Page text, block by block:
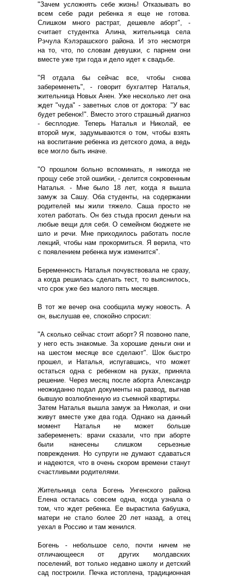
"Зачем усложнять себе жизнь! Отказывать во
всем себе ради ребенка я еще не готова.
Слишком много растрат, дешевле аборт", -
считает студентка Алина, жительница села
Рэчула Кэлэрашского района. И это несмотря
на то, что, по словам девушки, с парнем они
вместе уже три года и дело идет к свадьбе.
"Я отдала бы сейчас все, чтобы снова
забеременеть", - говорит бухгалтер Наталья,
жительница Новых Анен. Уже несколько лет она
ждет "чуда" - заветных слов от доктора: "У вас
будет ребенок!". Вместо этого страшный диагноз
- бесплодие. Теперь Наталья и Николай, ее
второй муж, задумываются о том, чтобы взять
на воспитание ребенка из детского дома, а ведь
все могло быть иначе.
"О прошлом больно вспоминать, я никогда не
прощу себе этой ошибки, - делится сокровенным
Наталья. - Мне было 18 лет, когда я вышла
замуж за Сашу. Оба студенты, на содержании
родителей мы жили тяжело. Саша просто не
хотел работать. Он без стыда просил деньги на
любые вещи для себя. О семейном бюджете не
шло и речи. Мне приходилось работать после
лекций, чтобы нам прокормиться. Я верила, что
с появлением ребенка муж изменится".
Беременность Наталья почувствовала не сразу,
а когда решилась сделать тест, то выяснилось,
что срок уже без малого пять месяцев.
В тот же вечер она сообщила мужу новость. А
он, выслушав ее, спокойно спросил:
"А сколько сейчас стоит аборт? Я позвоню папе,
у него есть знакомые. За хорошие деньги они и
на шестом месяце все сделают". Шок быстро
прошел, и Наталья, испугавшись, что может
остаться одна с ребенком на руках, приняла
решение. Через месяц после аборта Александр
неожиданно подал документы на развод, выгнав
бывшую возлюбленную из съемной квартиры.
Затем Наталья вышла замуж за Николая, и они
живут вместе уже два года. Однако на данный
момент Наталья не может больше
забеременеть: врачи сказали, что при аборте
были нанесены слишком серьезные
повреждения. Но супруги не думают сдаваться
и надеются, что в очень скором времени станут
счастливыми родителями.
Жительница села Богень Унгенского района
Елена осталась совсем одна, когда узнала о
том, что ждет ребенка. Ее вырастила бабушка,
матери не стало более 20 лет назад, а отец
уехал в Россию и там женился.
Богень - небольшое село, почти ничем не
отличающееся от других молдавских
поселений, вот только недавно школу и детский
сад построили. Печка истоплена, традиционная